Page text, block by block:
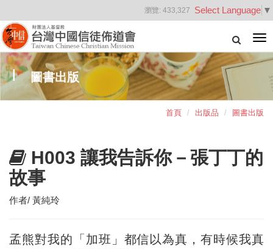
Select Language ▼
瀏覽: 433,327
圖書出版
首頁 出版品 圖書出版
H003 讓我告訴你－張丁丁的
故事
作者/ 黃純玲
孟熊對我的「加班」都信以為真，有時候我真